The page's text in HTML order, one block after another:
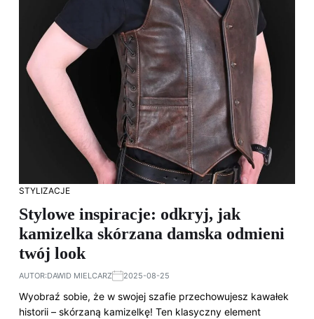
STYLIZACJE
Stylowe inspiracje: odkryj, jak
kamizelka skórzana damska odmieni
twój look
AUTOR:DAWID MIELCARZ 2025-08-25
Wyobraź sobie, że w swojej szafie przechowujesz kawałek
historii – skórzaną kamizelkę! Ten klasyczny element